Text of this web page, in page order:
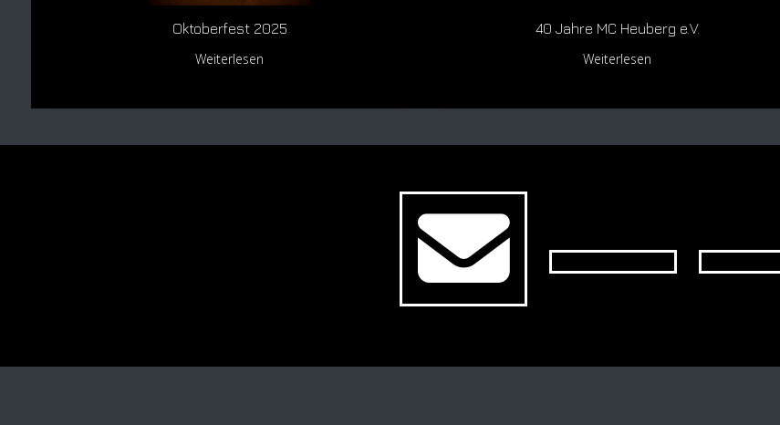
Oktoberfest 2025
Weiterlesen
40 Jahre MC Heuberg e.V.
Weiterlesen